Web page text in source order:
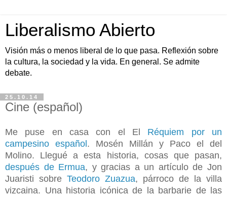
Liberalismo Abierto
Visión más o menos liberal de lo que pasa. Reflexión sobre
la cultura, la sociedad y la vida. En general. Se admite
debate.
25.10.14
Cine (español)
Me puse en casa con el El Réquiem por un
campesino español. Mosén Millán y Paco el del
Molino. Llegué a esta historia, cosas que pasan,
después de Ermua, y gracias a un artículo de Jon
Juaristi sobre Teodoro Zuazua, párroco de la villa
vizcaina. Una historia icónica de la barbarie de las